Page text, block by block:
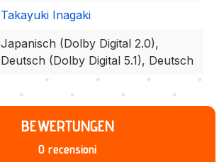
Takayuki Inagaki
Japanisch (Dolby Digital 2.0),
Deutsch (Dolby Digital 5.1), Deutsch
BEWERTUNGEN
0 recensioni